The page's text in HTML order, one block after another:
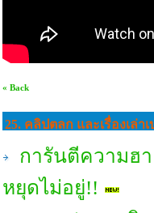
« Back
25. คลิปตลก และเรื่องเล่
การันตีความฮ
หยุดไม่อยู่!!